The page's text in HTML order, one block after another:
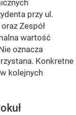
przy ul.
Zespół
wartość
oznacza
Konkretne
kolejnych